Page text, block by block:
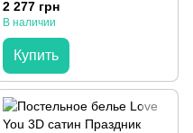
2 277 грн
В наличии
Купить